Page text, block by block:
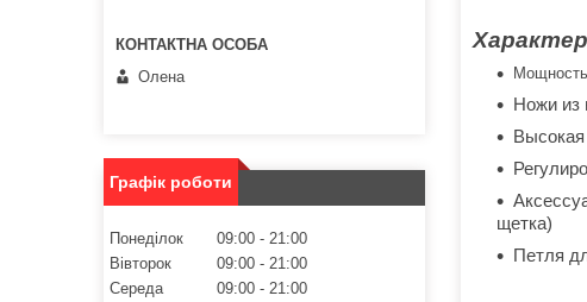
Ножи из
Высокая
Петля
Олена
Графік роботи
Понеділок 09:00
21:00
Вівторок
09:00
21:00
Середа
09:00
21:00